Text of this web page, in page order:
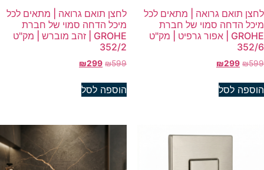
תואם גרואה | מתאים לכל
הדחה סמוי של חברת
GROHE | אפור גרפיט | מק"ט
352/
₪
₪299
לסל
לחצן תואם גרואה | מתאים לכל
מיכל הדחה סמוי של חברת
GROHE | זהב מוברש | מק"ט
352/2
₪599
₪299
הוספה לסל